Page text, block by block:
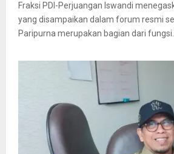
Fraksi PDI-Perjuangan Iswandi
yang disampaikan dalam forum resmi
Paripurna merupakan bagian dari